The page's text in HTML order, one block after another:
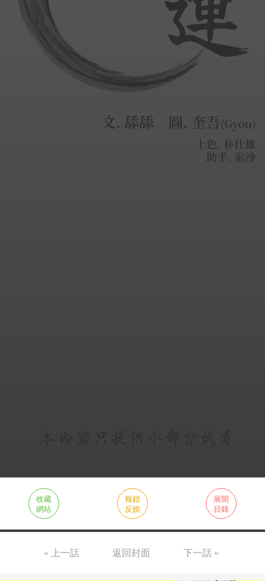
收藏
網站
報錯
反饋
展開
目錄
« 上一話 返回封面 下一話 »